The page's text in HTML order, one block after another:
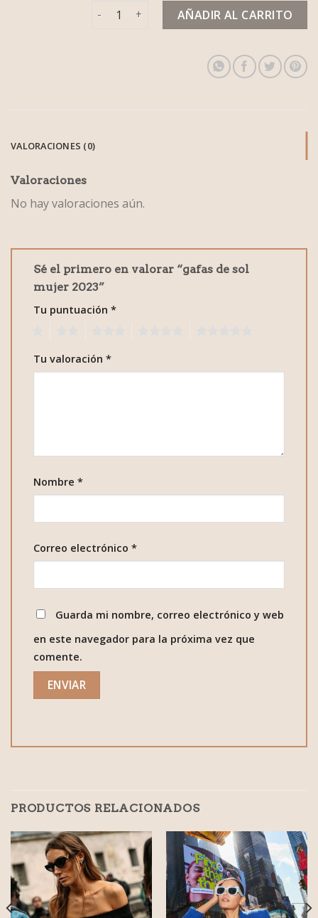
gafas de sol mujer 2023 cantidad
AÑADIR AL CARRITO
VALORACIONES (0)
Valoraciones
No hay valoraciones aún.
Sé el primero en valorar “gafas de sol
mujer 2023”
Tu puntuación *
Tu valoración *
Nombre *
Correo electrónico *
Guarda mi nombre, correo electrónico y web
en este navegador para la próxima vez que
comente.
PRODUCTOS RELACIONADOS